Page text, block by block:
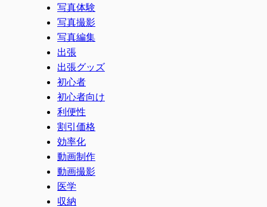
写真体験
写真撮影
写真編集
出張
出張グッズ
初心者
初心者向け
利便性
割引価格
効率化
動画制作
動画撮影
医学
収納